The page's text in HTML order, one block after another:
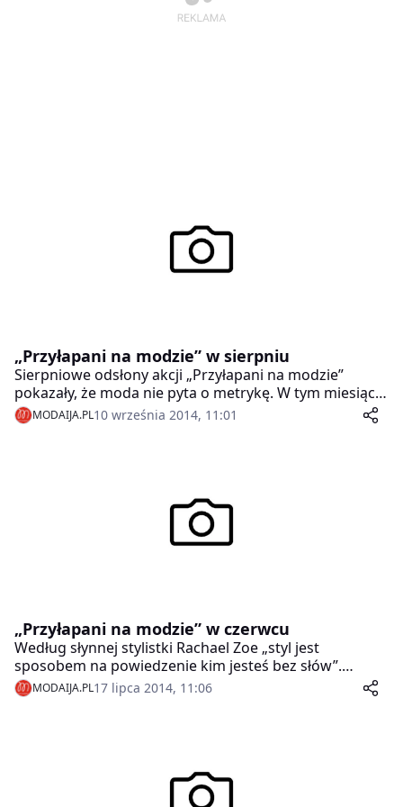
„Przyłapani na modzie” w sierpniu
Sierpniowe odsłony akcji „Przyłapani na modzie”
pokazały, że moda nie pyta o metrykę. W tym miesiącu
uczestników akcji Galerii Krakowskiej szukała Aneta
Siemieniuk, fotograf street fashion magazynu K MAG.
MODAIJA.PL10 września 2014, 11:01
„Przyłapani na modzie” w czerwcu
Według słynnej stylistki Rachael Zoe „styl jest
sposobem na powiedzenie kim jesteś bez słów”.
Stwierdzenie to idealnie pasuje do uczestników akcji
Galerii Krakowskiej „Przyłapani na modzie”, którzy
MODAIJA.PL17 lipca 2014, 11:06